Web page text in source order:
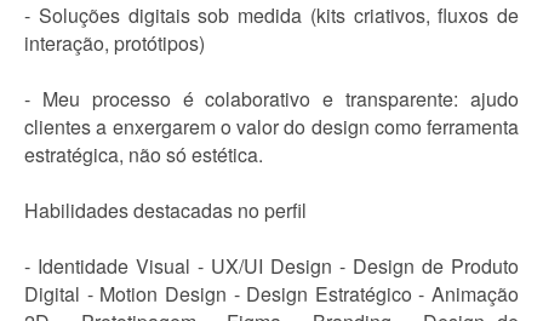
- Soluções digitais sob medida (kits criativos, fluxos de
interação, protótipos)
- Meu processo é colaborativo e transparente: ajudo
clientes a enxergarem o valor do design como ferramenta
estratégica, não só estética.
Habilidades destacadas no perfil
- Identidade Visual - UX/UI Design - Design de Produto
Digital - Motion Design - Design Estratégico - Animação